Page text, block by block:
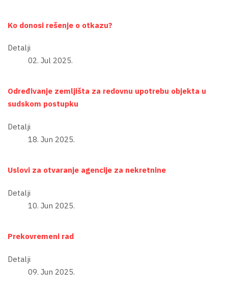
Ko donosi rešenje o otkazu?
Detalji
02. Jul 2025.
Određivanje zemljišta za redovnu upotrebu objekta u
sudskom postupku
Detalji
18. Jun 2025.
Uslovi za otvaranje agencije za nekretnine
Detalji
10. Jun 2025.
Prekovremeni rad
Detalji
09. Jun 2025.